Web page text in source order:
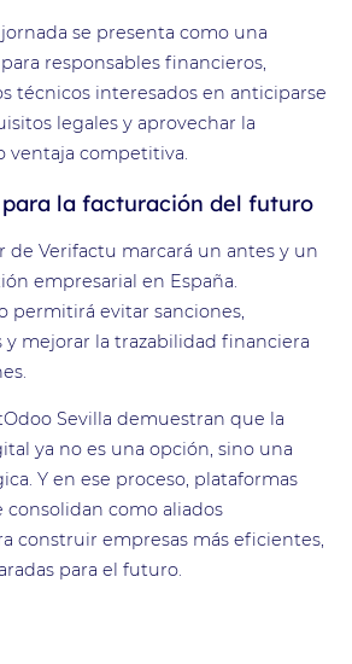
se presenta como una
responsables financieros,
técnicos interesados en anticiparse
legales y aprovechar la
ventaja competitiva.
la facturación del futuro
de Verifactu marcará un antes y un
empresarial en España.
permitirá evitar sanciones,
y mejorar la trazabilidad financiera
Sevilla demuestran que la
ya no es una opción, sino una
Y en ese proceso, plataformas
consolidan como aliados
construir empresas más eficientes,
para el futuro.